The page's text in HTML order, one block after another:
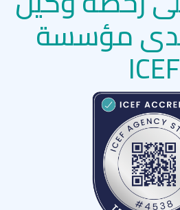
مؤسسة
ICEF